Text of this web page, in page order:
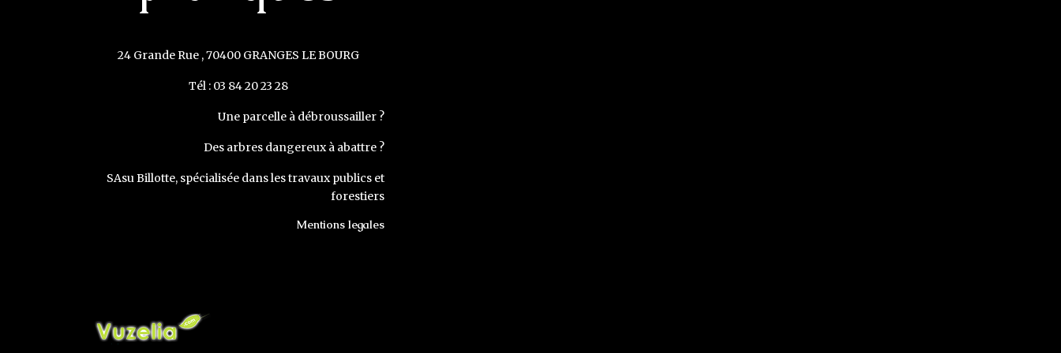
24 Grande Rue , 70400 GRANGES LE BOURG
Tél : 03 84 20 23 28
Une parcelle à débroussailler ?
Des arbres dangereux à abattre ?
SAsu Billotte, spécialisée dans les travaux publics et
forestiers
Mentions legales